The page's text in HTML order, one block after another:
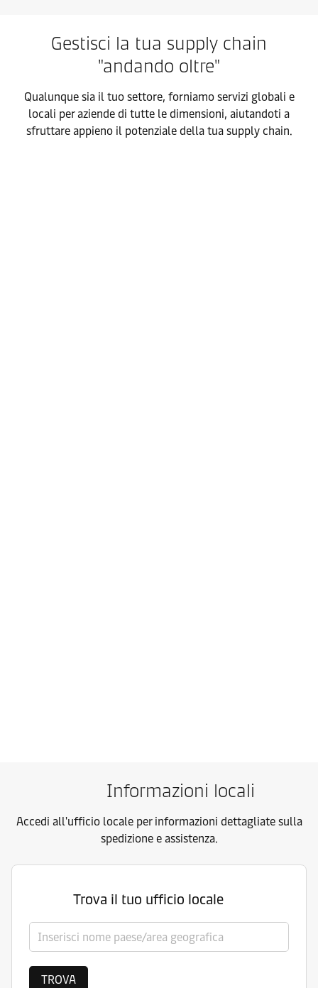
Gestisci la tua supply chain
"andando oltre"
Qualunque sia il tuo settore, forniamo servizi globali e
locali per aziende di tutte le dimensioni, aiutandoti a
sfruttare appieno il potenziale della tua supply chain.
Informazioni locali
Accedi all'ufficio locale per informazioni dettagliate sulla
spedizione e assistenza.
Trova il tuo ufficio locale
Seleziona paese/area geografica
TROVA